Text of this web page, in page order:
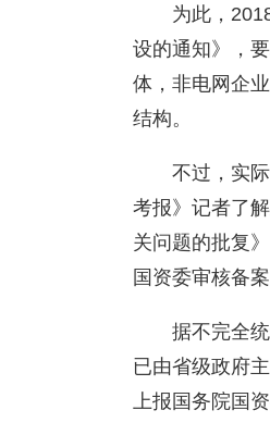
为此，
设的通知》，
体，非电网企
结构。
不过，实
考报》记者了
关问题的批复
国资委审核备
据不完全
已由省级政府
上报国务院国